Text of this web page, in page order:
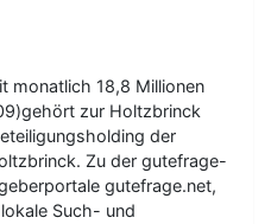
monatlich 18,8 Millionen
zur Holtzbrinck
der
Zu der gutefrage-
gutefrage.net,
Such- und